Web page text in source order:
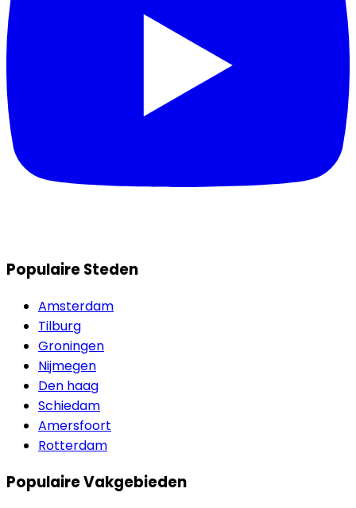
Populaire Steden
Amsterdam
Tilburg
Groningen
Nijmegen
Den haag
Schiedam
Amersfoort
Rotterdam
Populaire Vakgebieden